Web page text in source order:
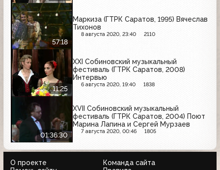
57:18
Маркиза (ГТРК Саратов, 1995) Вячеслав
Тихонов
8 августа 2020, 23:40 2110
11:25
XXI Собиновский музыкальный
фестиваль (ГТРК Саратов, 2008)
Интервью
6 августа 2020, 19:40 1838
01:36:30
XVII Собиновский музыкальный
фестиваль (ГТРК Саратов, 2004) Поют
Марина Лапина и Сергей Мурзаев
7 августа 2020, 00:46 1805
О проекте
Команда сайта